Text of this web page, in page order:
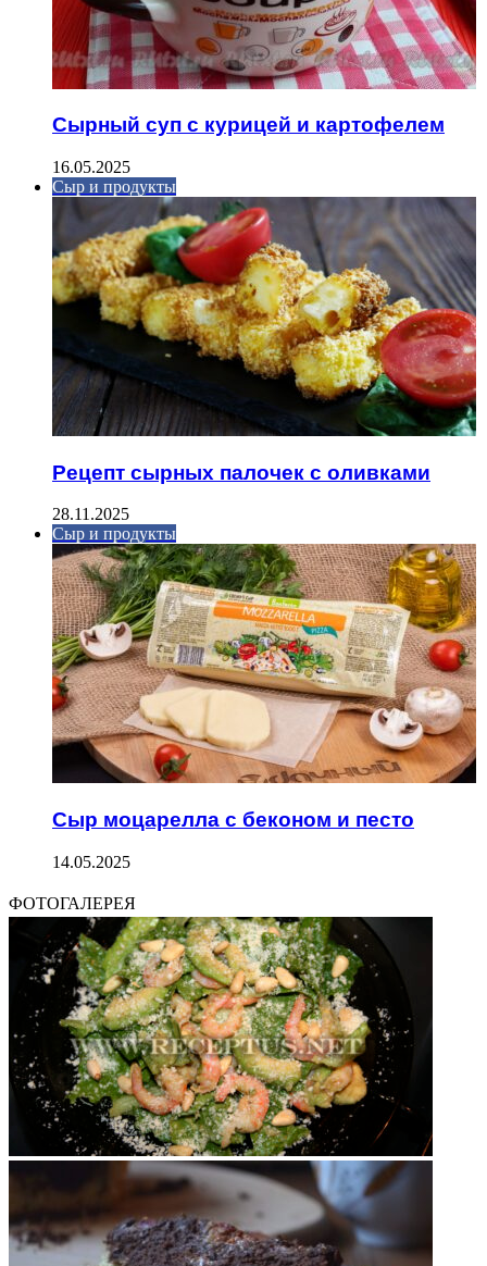
Сырный суп с курицей и картофелем
16.05.2025
Сыр и продукты
Рецепт сырных палочек с оливками
28.11.2025
Сыр и продукты
Сыр моцарелла с беконом и песто
14.05.2025
ФОТОГАЛЕРЕЯ